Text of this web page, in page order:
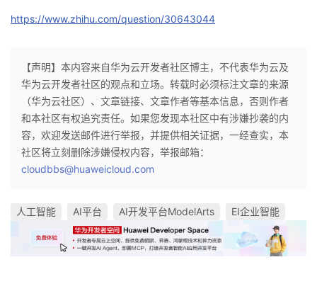
https://www.zhihu.com/question/30643044
【声明】本内容来自华为云开发者社区博主，不代表华为云及
华为云开发者社区的观点和立场。转载时必须标注文章的来源
（华为云社区）、文章链接、文章作者等基本信息，否则作者
和本社区有权追究责任。如果您发现本社区中有涉嫌抄袭的内
容，欢迎发送邮件进行举报，并提供相关证据，一经查实，本
社区将立刻删除涉嫌侵权内容，举报邮箱：
cloudbbs@huaweicloud.com
人工智能 AI平台 AI开发平台ModelArts EI企业智能